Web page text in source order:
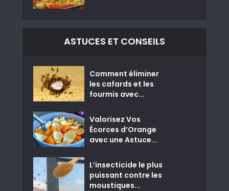
ASTUCES ET CONSEILS
Comment éliminer
les cafards et les
fourmis avec...
Valorisez Vos
Écorces d’Orange
avec une Astuce...
L’insecticide le plus
puissant contre les
moustiques...